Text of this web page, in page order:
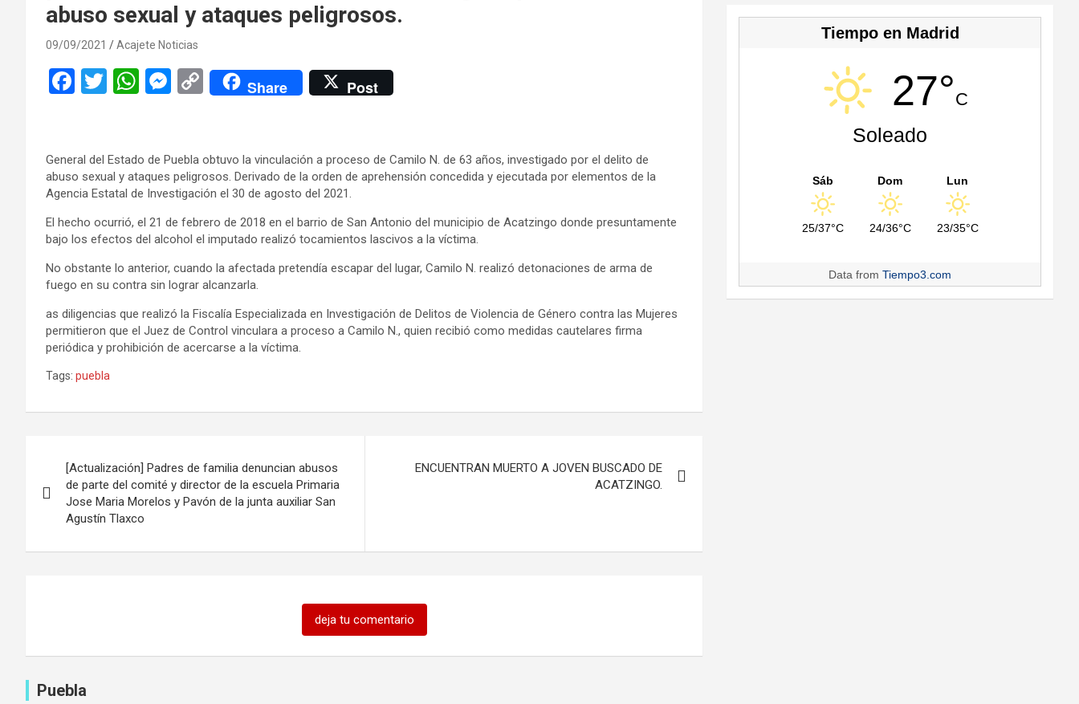
abuso sexual y ataques peligrosos.
09/09/2021 Acajete Noticias
F
b
o
o
k
T
er
W
s
A
p
p
M
n
g
er
C
Li
n
Share Post
General del Estado de Puebla obtuvo la vinculación a proceso de Camilo N. de 63 años, investigado por el delito de
abuso sexual y ataques peligrosos. Derivado de la orden de aprehensión concedida y ejecutada por elementos de la
Agencia Estatal de Investigación el 30 de agosto del 2021.
El hecho ocurrió, el 21 de febrero de 2018 en el barrio de San Antonio del municipio de Acatzingo donde presuntamente
bajo los efectos del alcohol el imputado realizó tocamientos lascivos a la víctima.
No obstante lo anterior, cuando la afectada pretendía escapar del lugar, Camilo N. realizó detonaciones de arma de
fuego en su contra sin lograr alcanzarla.
as diligencias que realizó la Fiscalía Especializada en Investigación de Delitos de Violencia de Género contra las Mujeres
permitieron que el Juez de Control vinculara a proceso a Camilo N., quien recibió como medidas cautelares firma
periódica y prohibición de acercarse a la víctima.
Tags: puebla
de
entradas
[Actualización] Padres de familia denuncian abusos
de parte del comité y director de la escuela Primaria
Jose Maria Morelos y Pavón de la junta auxiliar San
Agustín Tlaxco
ENCUENTRAN MUERTO A JOVEN BUSCADO DE
ACATZINGO.
deja tu comentario
Tiempo en Madrid
27°C
Soleado
Sáb
25/37°C
Dom
24/36°C
Lun
23/35°C
Data fromTiempo3.com
Puebla